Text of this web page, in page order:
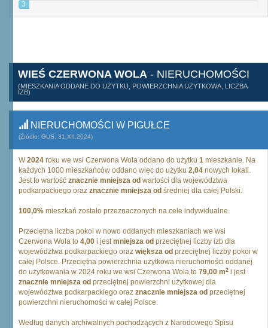
3
WIEŚ CZERWONA WOLA - NIERUCHOMOŚCI
(MIESZKANIA ODDANE DO UŻYTKU, POWIERZCHNIA UŻYTKOWA, LICZBA
IZB)
NIERUCHOMOŚCI W PIGUŁCE
(Źródło: GUS, 31.XII.2024)
W2024 roku we wsi Czerwona Wola oddano do użytku 1 mieszkanie. Na
każdych 1000 mieszkańców oddano więc do użytku 2,04 nowych lokali.
Jest to wartość znacznie mniejsza od wartości dla województwa
podkarpackiego oraz znacznie mniejsza od średniej dla całej Polski.
100,0% mieszkań zostało przeznaczonych na cele indywidualne.
Przeciętna liczba pokoi w nowo oddanych mieszkaniach we wsi
Czerwona Wola to 4,00 i jestmniejsza od przeciętnej liczby izb dla
województwa podkarpackiego oraz większa od przeciętnej liczby pokoi w
całej Polsce. Przeciętna powierzchnia użytkowa nieruchomości oddanej
do użytkowania w 2024 roku we wsi Czerwona Wola to 79,00 m2 i jest
znacznie mniejsza od przeciętnej powierzchni użytkowej dla
województwa podkarpackiego oraz znacznie mniejsza od przeciętnej
powierzchni nieruchomości w całej Polsce.
Według danych archiwalnych pochodzących z Narodowego Spisu